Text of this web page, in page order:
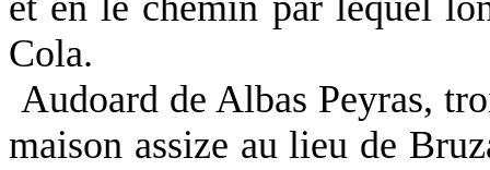
Cola.
Audoard de Albas Peyras,
maison assize au lieu de